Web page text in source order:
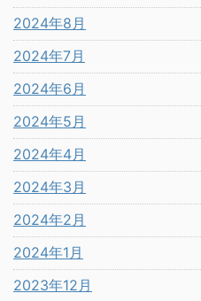
2024年8月
2024年7月
2024年6月
2024年5月
2024年4月
2024年3月
2024年2月
2024年1月
2023年12月